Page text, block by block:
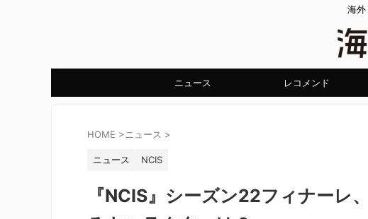
海外
ニュース レコメンド
HOME >ニュース >
ニュース NCIS
『NCIS』シーズン22フィナーレ